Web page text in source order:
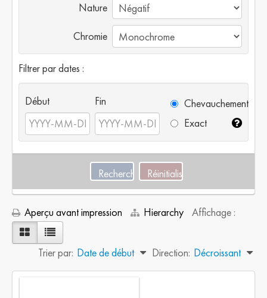
Nature
Chromie
Filtrer par dates :
Début Fin
Chevauchement
Exact
Aperçu avant impression Hierarchy Affichage :
Trier par: Date de début Direction: Décroissant